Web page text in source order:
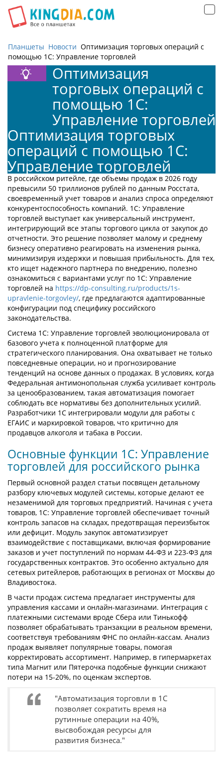
Планшеты Новости Оптимизация торговых операций с
помощью 1С: Управление торговлей
Оптимизация
торговых операций с
помощью 1С:
Управление торговлей
Оптимизация торговых
операций с помощью 1С:
Управление торговлей
В российском ритейле, где объемы продаж в 2026 году
превысили 50 триллионов рублей по данным Росстата,
своевременный учет товаров и анализ спроса определяют
конкурентоспособность компаний. 1С: Управление
торговлей выступает как универсальный инструмент,
интегрирующий все этапы торгового цикла от закупок до
отчетности. Это решение позволяет малому и среднему
бизнесу оперативно реагировать на изменения рынка,
минимизируя издержки и повышая прибыльность. Для тех,
кто ищет надежного партнера по внедрению, полезно
ознакомиться с вариантами услуг по 1С: Управление
торговлей на https://dp-consulting.ru/products/1s-
upravlenie-torgovley/, где предлагаются адаптированные
конфигурации под специфику российского
законодательства.
Система 1С: Управление торговлей эволюционировала от
базового учета к полноценной платформе для
стратегического планирования. Она охватывает не только
повседневные операции, но и прогнозирование
тенденций на основе данных о продажах. В условиях, когда
Федеральная антимонопольная служба усиливает контроль
за ценообразованием, такая автоматизация помогает
соблюдать все нормативы без дополнительных усилий.
Разработчики 1С интегрировали модули для работы с
ЕГАИС и маркировкой товаров, что критично для
продавцов алкоголя и табака в России.
Основные функции 1С: Управление
торговлей для российского рынка
Первый основной раздел статьи посвящен детальному
разбору ключевых модулей системы, которые делают ее
незаменимой для торговых предприятий. Начиная с учета
товаров, 1С: Управление торговлей обеспечивает точный
контроль запасов на складах, предотвращая переизбыток
или дефицит. Модуль закупок автоматизирует
взаимодействие с поставщиками, включая формирование
заказов и учет поступлений по нормам 44-ФЗ и 223-ФЗ для
государственных контрактов. Это особенно актуально для
сетевых ритейлеров, работающих в регионах от Москвы до
Владивостока.
В части продаж система предлагает инструменты для
управления кассами и онлайн-магазинами. Интеграция с
платежными системами вроде Сбера или Тинькофф
позволяет обрабатывать транзакции в реальном времени,
соответствуя требованиям ФНС по онлайн-кассам. Анализ
продаж выявляет популярные товары, помогая
корректировать ассортимент. Например, в гипермаркетах
типа Магнит или Пятерочка подобные функции снижают
потери на 15-20%, по оценкам экспертов.
"Автоматизация торговли в 1С
позволяет сократить время на
рутинные операции на 40%,
высвобождая ресурсы для
развития бизнеса."